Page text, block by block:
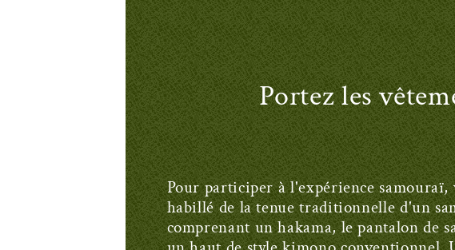
Portez les
Pour participer à l'expérience samouraï,
habillé de la tenue traditionnelle d'un
comprenant un hakama, le pantalon de